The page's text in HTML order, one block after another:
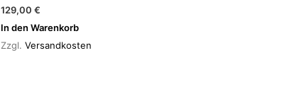
129,00 €
In den Warenkorb
Zzgl. Versandkosten